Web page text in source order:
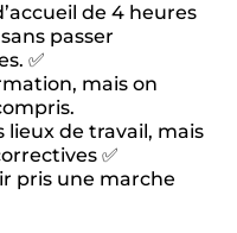
de 4 heures
passer
✅
mais on
lieux de travail, mais
✅
pris une marche